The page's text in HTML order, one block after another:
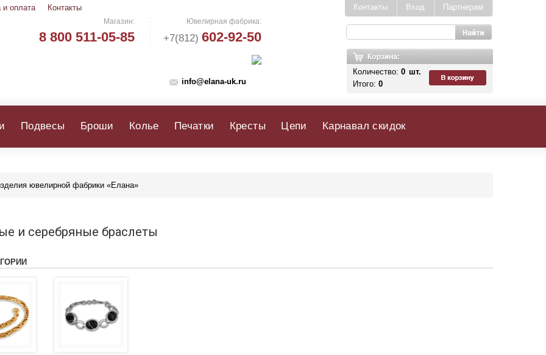
и оплата Контакты
Магазин:
8 800 511-05-85
Ювелирная фабрика:
+7(812) 602-92-50
info@elana-uk.ru
Партнерам
Вход
Контакты
Количество: 0 шт.
Итого: 0
Подвесы Броши Колье Печатки Кресты Цепи Карнавал скидок
ювелирной фабрики «Елана»
и серебряные браслеты